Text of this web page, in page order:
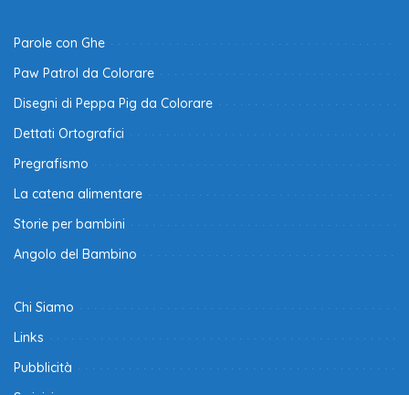
Parole con Ghe
Paw Patrol da Colorare
Disegni di Peppa Pig da Colorare
Dettati Ortografici
Pregrafismo
La catena alimentare
Storie per bambini
Angolo del Bambino
Chi Siamo
Links
Pubblicità